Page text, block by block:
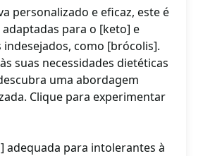
personalizado e eficaz, este é
para o [keto] e
como [brócolis].
suas necessidades dietéticas
uma abordagem
Clique para experimentar
adequada para intolerantes à